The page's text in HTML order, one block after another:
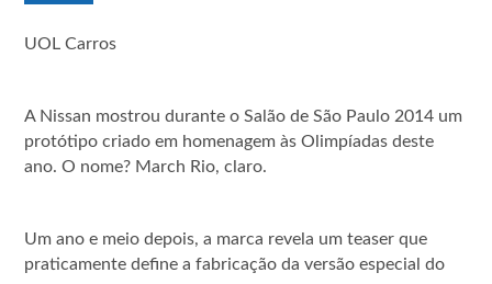
UOL Carros
A Nissan mostrou durante o Salão de São Paulo 2014 um
protótipo criado em homenagem às Olimpíadas deste
ano. O nome? March Rio, claro.
Um ano e meio depois, a marca revela um teaser que
praticamente define a fabricação da versão especial do